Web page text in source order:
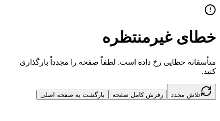
خطای غیرمنتظره
متأسفانه خطایی رخ داده است. لطفاً صفحه را مجدداً بارگذاری
کنید.
تلاش مجدد رفرش کامل صفحه بازگشت به صفحه اصلی